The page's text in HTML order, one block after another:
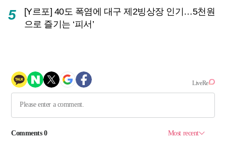
5
[Y르포] 40도 폭염에 대구 제2빙상장 인기…5천원
으로 즐기는 ‘피서’